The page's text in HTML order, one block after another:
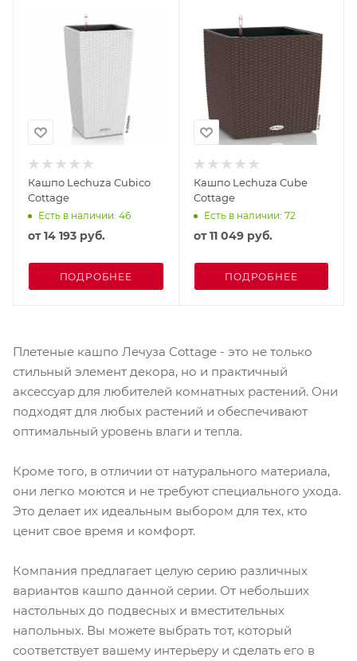
Кашпо Lechuza Cubico
Cottage
Есть в наличии: 46
от14 193 руб.
ПОДРОБНЕЕ
Кашпо Lechuza Cube
Cottage
Есть в наличии: 72
от11 049 руб.
ПОДРОБНЕЕ
Плетеные кашпо Лечуза Cottage - это не только
стильный элемент декора, но и практичный
аксессуар для любителей комнатных растений. Они
подходят для любых растений и обеспечивают
оптимальный уровень влаги и тепла.
Кроме того, в отличии от натурального материала,
они легко моются и не требуют специального ухода.
Это делает их идеальным выбором для тех, кто
ценит свое время и комфорт.
Компания предлагает целую серию различных
вариантов кашпо данной серии. От небольших
настольных до подвесных и вместительных
напольных. Вы можете выбрать тот, который
соответствует вашему интерьеру и сделать его в